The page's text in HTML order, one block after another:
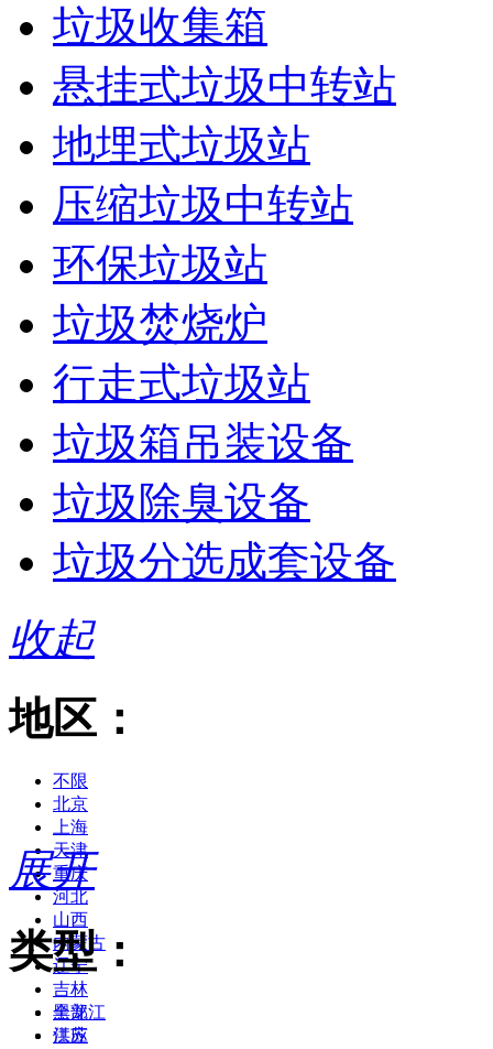
垃圾收集箱
悬挂式垃圾中转站
地埋式垃圾站
压缩垃圾中转站
环保垃圾站
垃圾焚烧炉
行走式垃圾站
垃圾箱吊装设备
垃圾除臭设备
垃圾分选成套设备
收起
地区：
不限
北京
上海
天津
重庆
河北
山西
内蒙古
辽宁
吉林
黑龙江
江苏
展开
类型：
全部
供应